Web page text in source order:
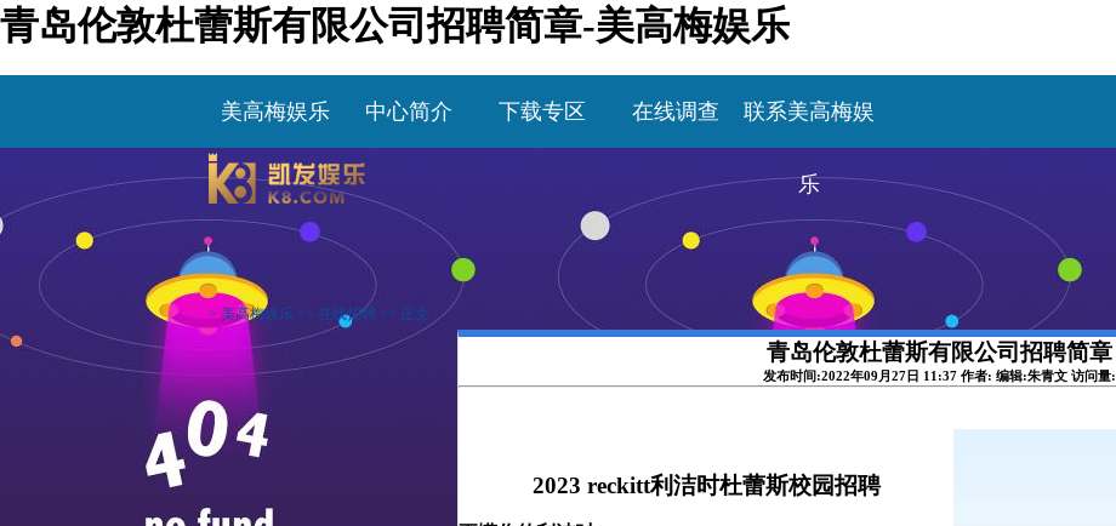
青岛伦敦杜蕾斯有限公司招聘简章-美高梅娱乐
美高梅娱乐 中心简介 下载专区 在线调查 联系美高梅娱
乐
> 美高梅娱乐 >> 在线招聘 >> 正文
青岛伦敦杜蕾斯有限公司招聘简章
发布时间:2022年09月27日 11:37 作者: 编辑:朱青文 访问量:
2023 reckitt利洁时杜蕾斯校园招聘